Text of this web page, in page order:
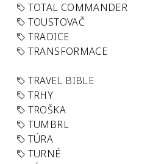
TOTAL COMMANDER
TOUSTOVAČ
TRADICE
TRANSFORMACE
TRAVEL BIBLE
TRHY
TROŠKA
TUMBRL
TÚRA
TURNÉ